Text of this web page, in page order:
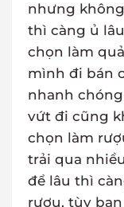
nhưng
thì càng ủ
chọn làm
mình đi bán
nhanh
vứt đi cũng
chọn làm
trải qua
để lâu thì
rượu, tùy